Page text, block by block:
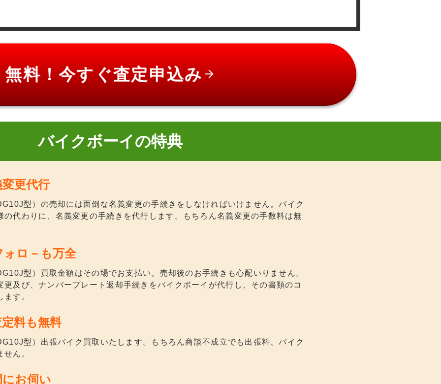
無料！今すぐ査定申込みarrow_forward
バイクボーイの特典
更代行
型）の売却には面倒な名義変更の手続きをしなければいけません。バイク
の代わりに、名義変更の手続きを代行します。もちろん名義変更の手数料は無
ロ－も万全
型）買取金額はその場でお支払い。売却後のお手続きも心配いりません。
更及び、ナンバープレート返却手続きをバイクボーイが代行し、その書類のコ
す。
料も無料
型）出張バイク買取いたします。もちろん商談不成立でも出張料、バイク
ん。
お伺い